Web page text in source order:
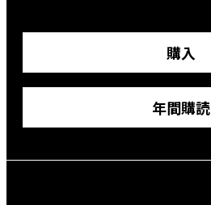
購入
年間購読